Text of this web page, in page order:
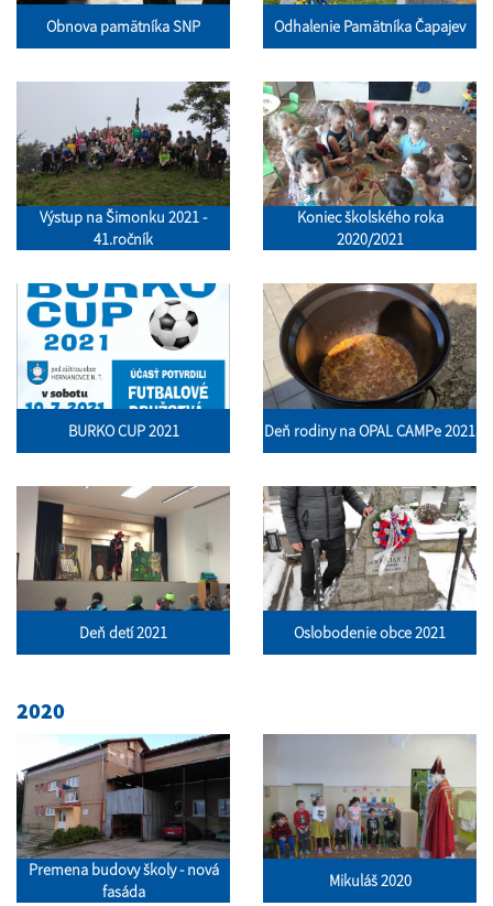
Obnova pamätníka SNP Odhalenie Pamätníka Čapajev
Výstup na Šimonku 2021 -
41.ročník
Koniec školského roka
2020/2021
BURKO CUP 2021 Deň rodiny na OPAL CAMPe 2021
Deň detí 2021 Oslobodenie obce 2021
2020
Premena budovy školy - nová
fasáda
Mikuláš 2020